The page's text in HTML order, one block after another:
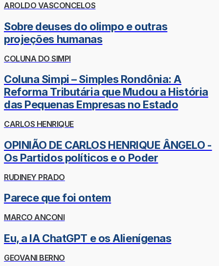
AROLDO VASCONCELOS
Sobre deuses do olimpo e outras
projeções humanas
COLUNA DO SIMPI
Coluna Simpi – Simples Rondônia: A
Reforma Tributária que Mudou a História
das Pequenas Empresas no Estado
CARLOS HENRIQUE
OPINIÃO DE CARLOS HENRIQUE ÂNGELO -
Os Partidos políticos e o Poder
RUDINEY PRADO
Parece que foi ontem
MARCO ANCONI
Eu, a IA ChatGPT e os Alienígenas
GEOVANI BERNO